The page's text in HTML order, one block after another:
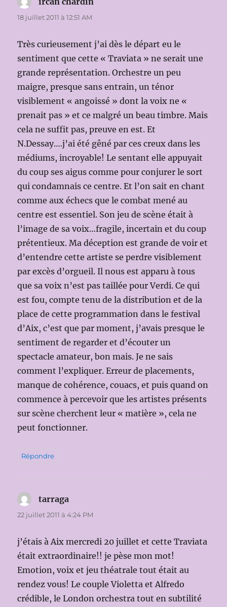
18 juillet 2011 à 12:51 AM
Très curieusement j’ai dès le départ eu le
sentiment que cette « Traviata » ne serait une
grande représentation. Orchestre un peu
maigre, presque sans entrain, un ténor
visiblement « angoissé » dont la voix ne «
prenait pas » et ce malgré un beau timbre. Mais
cela ne suffit pas, preuve en est. Et
N.Dessay….j’ai été gêné par ces creux dans les
médiums, incroyable! Le sentant elle appuyait
du coup ses aigus comme pour conjurer le sort
qui condamnais ce centre. Et l’on sait en chant
comme aux échecs que le combat mené au
centre est essentiel. Son jeu de scène était à
l’image de sa voix…fragile, incertain et du coup
prétentieux. Ma déception est grande de voir et
d’entendre cette artiste se perdre visiblement
par excès d’orgueil. Il nous est apparu à tous
que sa voix n’est pas taillée pour Verdi. Ce qui
est fou, compte tenu de la distribution et de la
place de cette programmation dans le festival
d’Aix, c’est que par moment, j’avais presque le
sentiment de regarder et d’écouter un
spectacle amateur, bon mais. Je ne sais
comment l’expliquer. Erreur de placements,
manque de cohérence, couacs, et puis quand on
commence à percevoir que les artistes présents
sur scène cherchent leur « matière », cela ne
peut fonctionner.
Répondre
tarraga
22 juillet 2011 à 4:24 PM
j’étais à Aix mercredi 20 juillet et cette Traviata
était extraordinaire!! je pèse mon mot!
Emotion, voix et jeu théatrale tout était au
rendez vous! Le couple Violetta et Alfredo
crédible, le London orchestra tout en subtilité